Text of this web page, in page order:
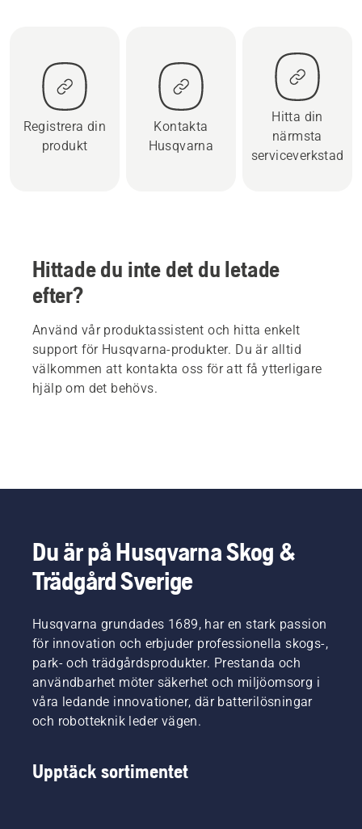
Registrera din
produkt
Kontakta
Husqvarna
Hitta din
närmsta
serviceverkstad
Hittade du inte det du letade
efter?
Använd vår produktassistent och hitta enkelt
support för Husqvarna-produkter. Du är alltid
välkommen att kontakta oss för att få ytterligare
hjälp om det behövs.
Du är på Husqvarna Skog &
Trädgård Sverige
Husqvarna grundades 1689, har en stark passion
för innovation och erbjuder professionella skogs-,
park- och trädgårdsprodukter. Prestanda och
användbarhet möter säkerhet och miljöomsorg i
våra ledande innovationer, där batterilösningar
och robotteknik leder vägen.
Upptäck sortimentet